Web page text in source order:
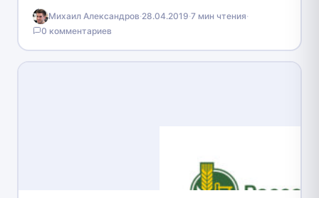
пространство, позволяющее клиентам
контролировать свои счета, совершать банковские
операции. Все действия в…
Михаил Александров·28.04.2019·7 мин чтения·
0 комментариев